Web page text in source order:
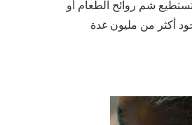
شم روائح الطعام أو
يرجع إلى وجود أكثر من مليون غدة